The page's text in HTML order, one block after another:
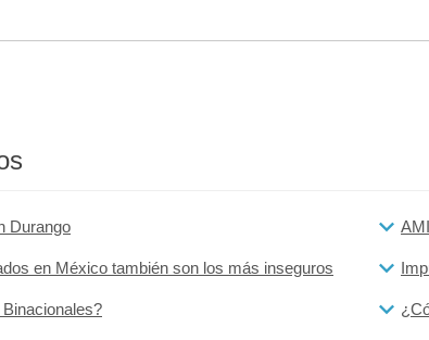
Durango
en México también son los más inseguros